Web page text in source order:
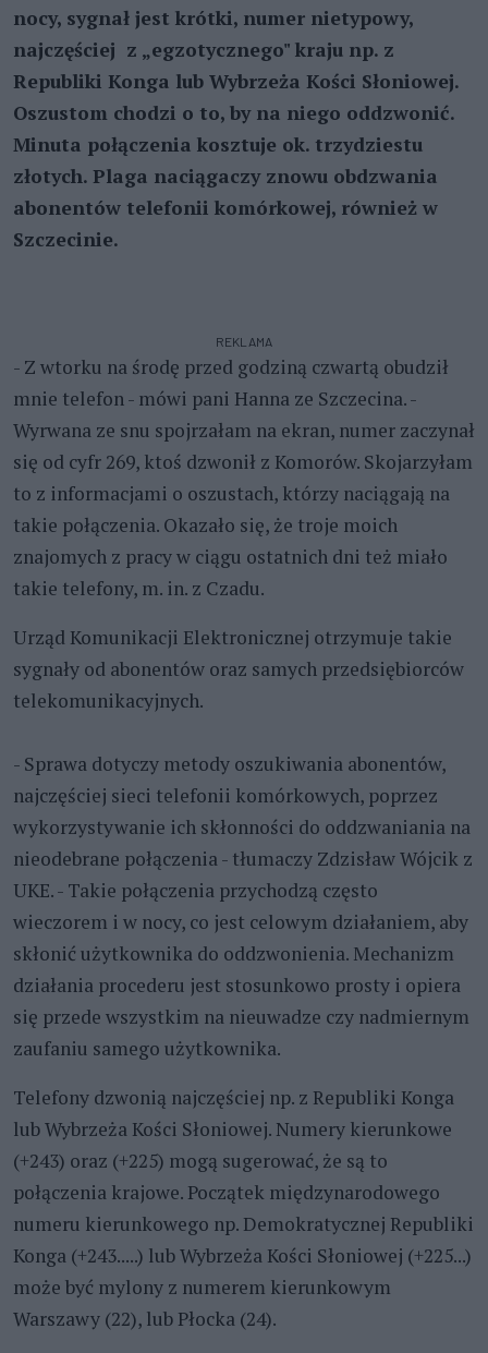
nocy, sygnał jest krótki, numer nietypowy,
najczęściej z „egzotycznego" kraju np. z
Republiki Konga lub Wybrzeża Kości Słoniowej.
Oszustom chodzi o to, by na niego oddzwonić.
Minuta połączenia kosztuje ok. trzydziestu
złotych. Plaga naciągaczy znowu obdzwania
abonentów telefonii komórkowej, również w
Szczecinie.
REKLAMA
- Z wtorku na środę przed godziną czwartą obudził
mnie telefon - mówi pani Hanna ze Szczecina. -
Wyrwana ze snu spojrzałam na ekran, numer zaczynał
się od cyfr 269, ktoś dzwonił z Komorów. Skojarzyłam
to z informacjami o oszustach, którzy naciągają na
takie połączenia. Okazało się, że troje moich
znajomych z pracy w ciągu ostatnich dni też miało
takie telefony, m. in. z Czadu.
Urząd Komunikacji Elektronicznej otrzymuje takie
sygnały od abonentów oraz samych przedsiębiorców
telekomunikacyjnych.
- Sprawa dotyczy metody oszukiwania abonentów,
najczęściej sieci telefonii komórkowych, poprzez
wykorzystywanie ich skłonności do oddzwaniania na
nieodebrane połączenia - tłumaczy Zdzisław Wójcik z
UKE. - Takie połączenia przychodzą często
wieczorem i w nocy, co jest celowym działaniem, aby
skłonić użytkownika do oddzwonienia. Mechanizm
działania procederu jest stosunkowo prosty i opiera
się przede wszystkim na nieuwadze czy nadmiernym
zaufaniu samego użytkownika.
Telefony dzwonią najczęściej np. z Republiki Konga
lub Wybrzeża Kości Słoniowej. Numery kierunkowe
(+243) oraz (+225) mogą sugerować, że są to
połączenia krajowe. Początek międzynarodowego
numeru kierunkowego np. Demokratycznej Republiki
Konga (+243.....) lub Wybrzeża Kości Słoniowej (+225...)
może być mylony z numerem kierunkowym
Warszawy (22), lub Płocka (24).